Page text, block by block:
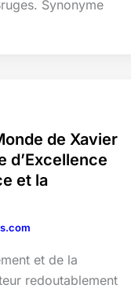
Synonyme
de Xavier
d’Excellence
et la
et de la
redoutablement